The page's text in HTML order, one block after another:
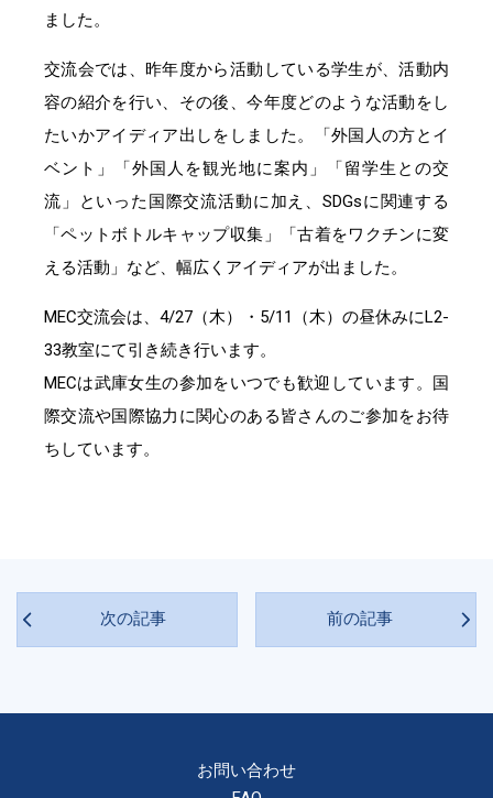
ました。
交流会では、昨年度から活動している学生が、活動内
容の紹介を行い、その後、今年度どのような活動をし
たいかアイディア出しをしました。「外国人の方とイ
ベント」「外国人を観光地に案内」「留学生との交
流」といった国際交流活動に加え、SDGsに関連する
「ペットボトルキャップ収集」「古着をワクチンに変
える活動」など、幅広くアイディアが出ました。
MEC交流会は、4/27（木）・5/11（木）の昼休みにL2-
33教室にて引き続き行います。
MECは武庫女生の参加をいつでも歓迎しています。国
際交流や国際協力に関心のある皆さんのご参加をお待
ちしています。
次の記事 前の記事
お問い合わせ